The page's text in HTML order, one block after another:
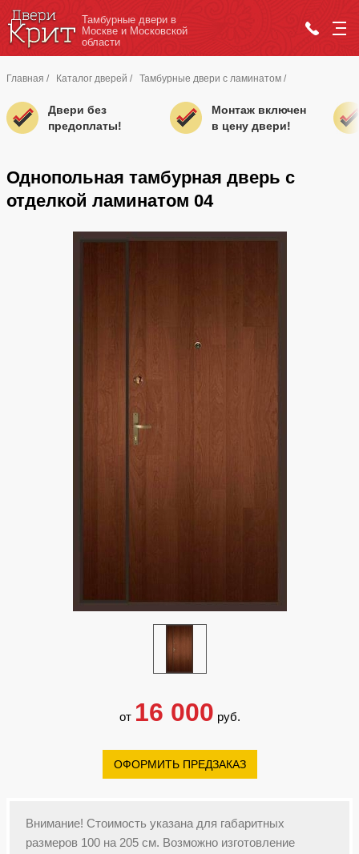
Тамбурные двери в
Москве и Московской
области
Главная / Каталог дверей / Тамбурные двери с ламинатом /
Двери без
предоплаты!
Монтаж включен
в цену двери!
Однопольная тамбурная дверь с
отделкой ламинатом 04
от 16 000 руб.
ОФОРМИТЬ ПРЕДЗАКАЗ
Внимание! Стоимость указана для габаритных
размеров 100 на 205 см. Возможно изготовление